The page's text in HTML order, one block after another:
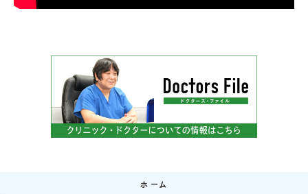
ホーム